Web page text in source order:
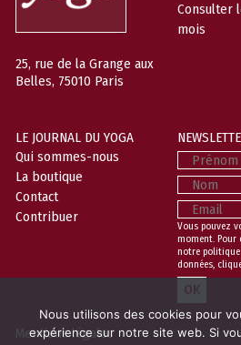
25, rue de la Grange aux
Belles, 75010 Paris
Consulter
mois
LE JOURNAL DU YOGA
Qui sommes-nous
La boutique
Contact
Contribuer
Prénom
Nom
Email
Vous pouvez
moment. Pour
notre
données,
Mentions légales
Nous utilisons des cookies pour
expérience sur notre site web. Si